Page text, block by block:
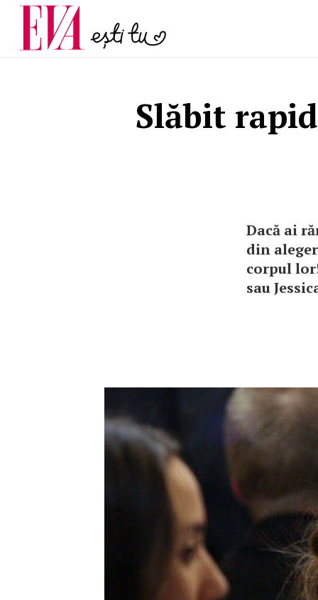
Slăbit
Dacă ai
din
corpul
sau
Carieră
Actualitate